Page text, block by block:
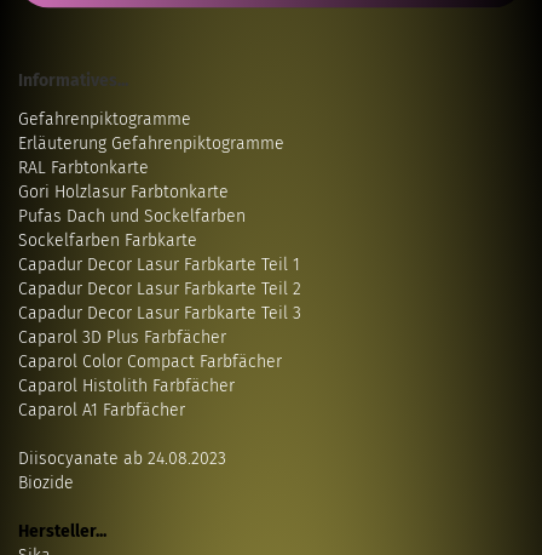
Informatives...
Gefahrenpiktogramme
Erläuterung Gefahrenpiktogramme
RAL Farbtonkarte
Gori Holzlasur Farbtonkarte
Pufas Dach und Sockelfarben
Sockelfarben Farbkarte
Capadur Decor Lasur Farbkarte Teil 1
Capadur Decor Lasur Farbkarte Teil 2
Capadur Decor Lasur Farbkarte Teil 3
Caparol 3D Plus Farbfächer
Caparol Color Compact Farbfächer
Caparol Histolith Farbfächer
Caparol A1 Farbfächer
Diisocyanate ab 24.08.2023
Biozide
Hersteller...